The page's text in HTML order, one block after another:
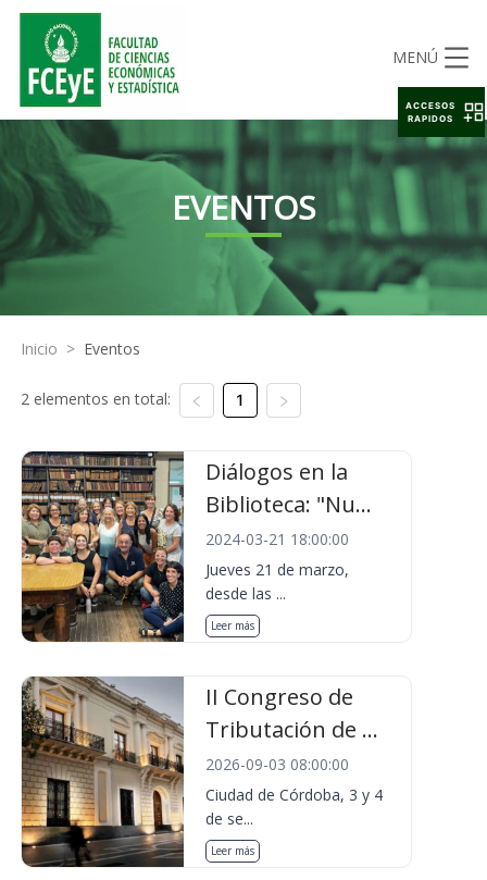
MENÚ
EVENTOS
Inicio > Eventos
2 elementos en total: 1
Diálogos en la
Biblioteca: "Nu...
2024-03-21 18:00:00
Jueves 21 de marzo,
desde las ...
Leer más
II Congreso de
Tributación de ...
2026-09-03 08:00:00
Ciudad de Córdoba, 3 y 4
de se...
Leer más
ACCESOS
RAPIDOS